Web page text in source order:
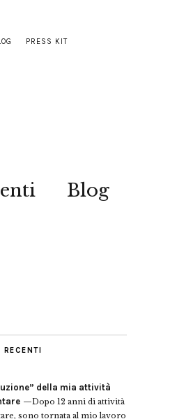
PRESS KIT
Blog
RECENTI
della mia attività
Dopo 12 anni di attività
sono tornata al mio lavoro